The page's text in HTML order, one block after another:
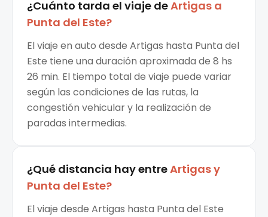
¿Cuánto tarda el viaje deArtigas a
Punta del Este?
El viaje en auto desde Artigas hasta Punta del
Este tiene una duración aproximada de 8 hs
26 min. El tiempo total de viaje puede variar
según las condiciones de las rutas, la
congestión vehicular y la realización de
paradas intermedias.
¿Qué distancia hay entreArtigasy
Punta del Este?
El viaje desde Artigas hasta Punta del Este